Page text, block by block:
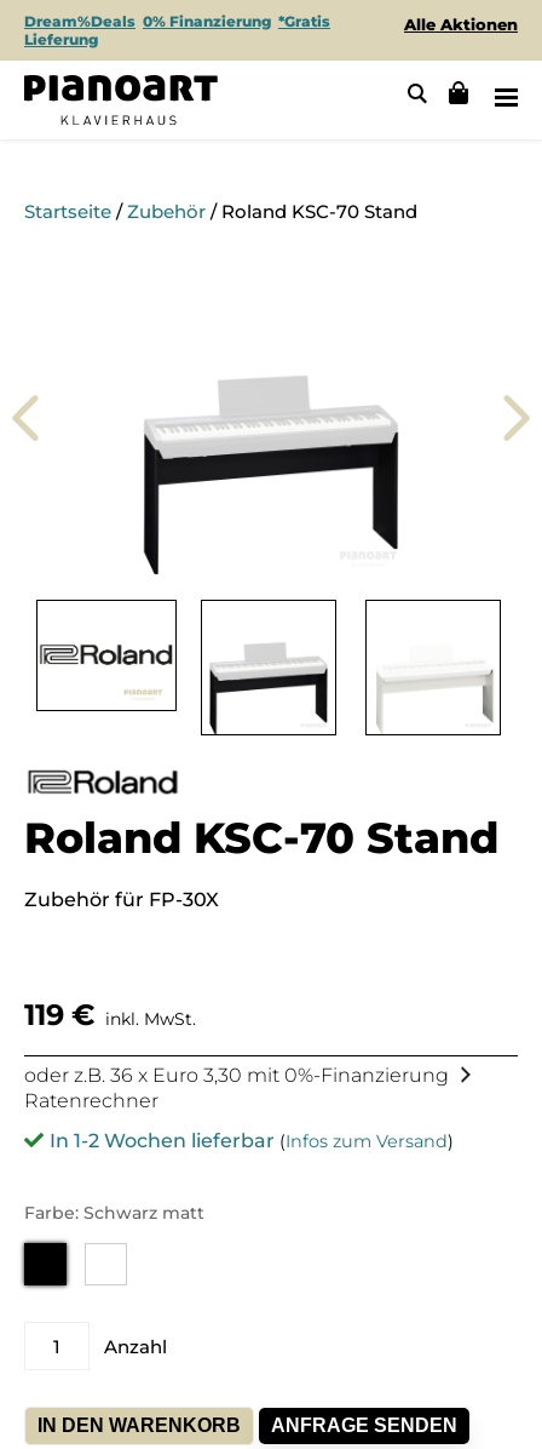
Dream%Deals 0% Finanzierung *Gratis
Lieferung
Alle Aktionen
Startseite /Zubehör / Roland KSC-70 Stand
Roland KSC-70 Stand
Zubehör für FP-30X
119 € inkl. MwSt.
oder z.B. 36 x Euro 3,30 mit 0%-Finanzierung
Ratenrechner
In 1-2 Wochen lieferbar (Infos zum Versand)
Farbe: Schwarz matt
KSC-
Stand
Menge
Anzahl
IN DEN WARENKORB ANFRAGE SENDEN